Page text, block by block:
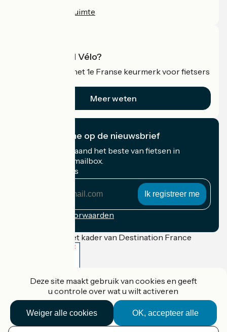
Professionele ruimte
Wat is Accueil Vélo?
Accueil Vélo is het 1e Franse keurmerk voor fietsers
Meer weten
Ik abonneer me op de nieuwsbrief
Ontvang elke maand het beste van fietsen in
Frankrijk in uw mailbox.
Mijn e-mailadres
Inschrijvingsvoorwaarden
Gefinancierd in het kader van Destination France
Accueil Vélo Pro
Wettelijke informatie
Contact
Privacy policy
Réalisation :
Deze site maakt gebruik van cookies en geeft
u controle over wat u wilt activeren
OK, accepteer alle
Weiger alle cookies